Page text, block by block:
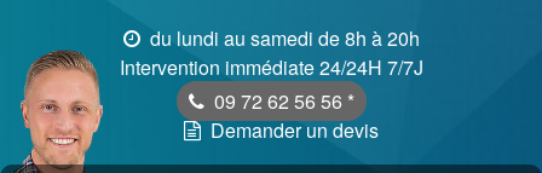
du lundi au samedi de 8h à 20h
Intervention immédiate 24/24H 7/7J
09 72 62 56 56 *
Demander un devis